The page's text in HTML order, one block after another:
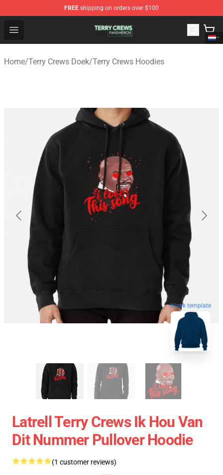
FREE shipping on orders over $100
Open menu
Terry Crews Shop - Official Terry Crews Merchandise
Home/Terry Crews Doek/Terry Crews Hoodies
blank template
Latrell Terry Crews Ik Hou Van
Dit Nummer Pullover Hoodie
(1 customer reviews)